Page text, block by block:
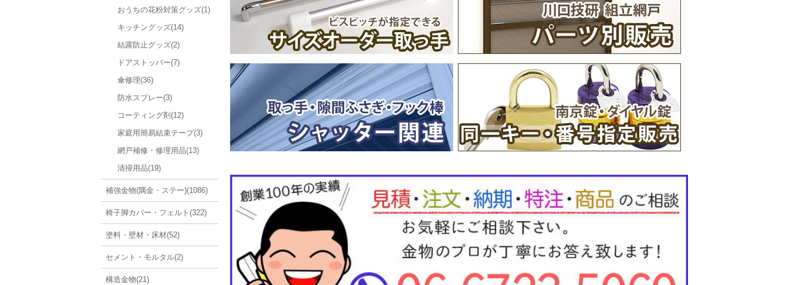
おうちの花粉対策グッズ(1)
キッチングッズ(14)
結露防止グッズ(2)
ドアストッパー(7)
傘修理(36)
防水スプレー(3)
コーティング剤(12)
家庭用簡易結束テープ(3)
網戸補修・修理用品(13)
清掃用品(19)
補強金物(隅金・ステー)(1086)
椅子脚カバー・フェルト(322)
塗料・壁材・床材(52)
セメント・モルタル(2)
構造金物(21)